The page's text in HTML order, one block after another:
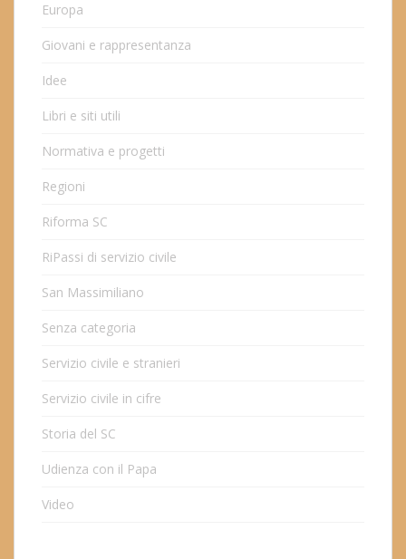
Europa
Giovani e rappresentanza
Idee
Libri e siti utili
Normativa e progetti
Regioni
Riforma SC
RiPassi di servizio civile
San Massimiliano
Senza categoria
Servizio civile e stranieri
Servizio civile in cifre
Storia del SC
Udienza con il Papa
Video